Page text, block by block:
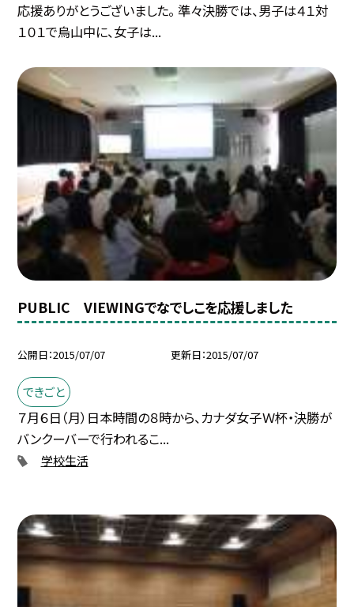
応援ありがとうございました。 準々決勝では、男子は４１対
１０１で烏山中に、女子は...
PUBLIC VIEWINGでなでしこを応援しました
公開日 2015/07/07 更新日 2015/07/07
できごと
７月６日（月）日本時間の８時から、カナダ女子Ｗ杯・決勝が
バンクーバーで行われるこ...
学校生活